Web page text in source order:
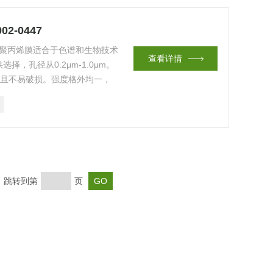
0447
丙烯膜适合于色谱和生物技术
择，孔径从0.2μm-1.0μm。
不易破损。强度格外均一，
查看详情
转到第 页